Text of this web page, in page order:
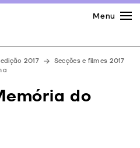
Menu
edição 2017
Secções e filmes 2017
do